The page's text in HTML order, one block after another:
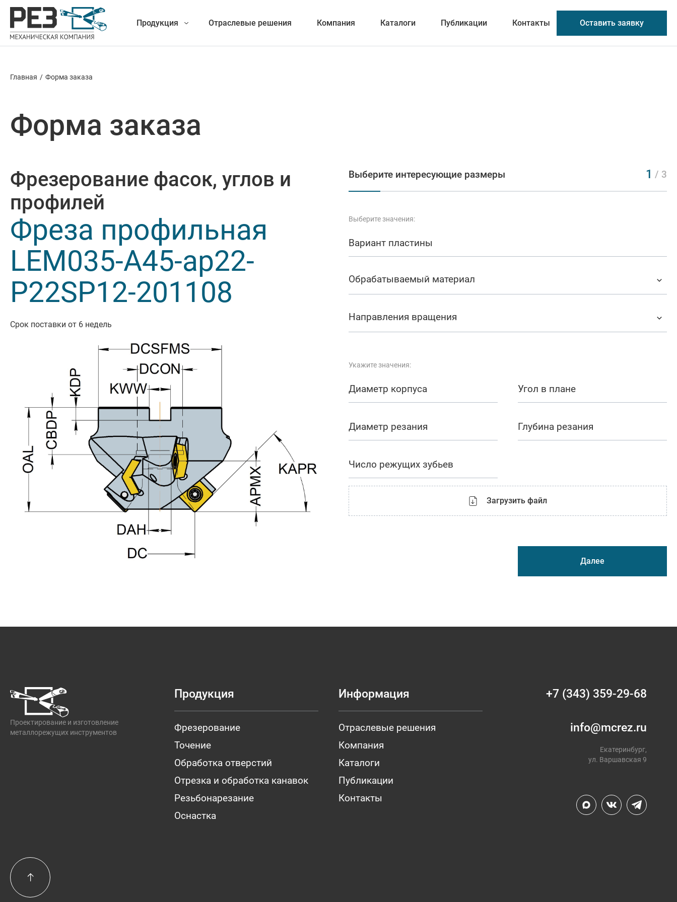
Продукция
Наша
продукция
Новые разработки
Точение
Отрезка и обработка канавок
Резьбонарезание
Оснастка
Отраслевые решения Компания Каталоги Публикации Контакты Оставить заявку
Главная / Форма заказа
Форма заказа
Фрезерование фасок, углов и
профилей
Фреза профильная
LEM035-A45-ap22-
P22SP12-201108
Срок поставки от 6 недель
Выберите интересующие размеры 1 / 3
Выберите значения:
Вариант пластины
Обрабатываемый материал
Направления вращения
Укажите значения:
Диаметр корпуса Угол в плане
Диаметр резания Глубина резания
Число режущих зубьев
Загрузить файл
Далее
Проектирование и изготовление
металлорежущих инструментов
Продукция
Фрезерование
Точение
Обработка отверстий
Отрезка и обработка канавок
Резьбонарезание
Оснастка
Информация
Отраслевые решения
Компания
Каталоги
Публикации
Контакты
+7 (343) 359-29-68
info@mcrez.ru
Екатеринбург,
ул. Варшавская 9